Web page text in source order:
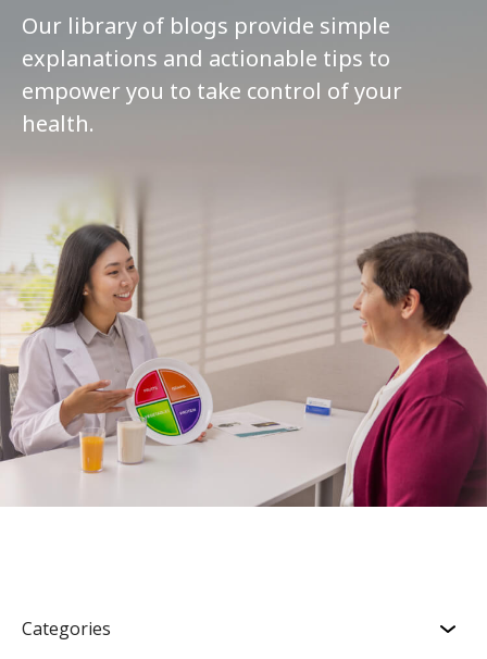
Our library of blogs provide simple
explanations and actionable tips to
empower you to take control of your
health.
Categories